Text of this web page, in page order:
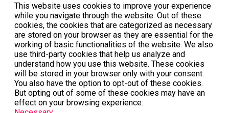
This website uses cookies to improve your experience
while you navigate through the website. Out of these
cookies, the cookies that are categorized as necessary
are stored on your browser as they are essential for the
working of basic functionalities of the website. We also
use third-party cookies that help us analyze and
understand how you use this website. These cookies
will be stored in your browser only with your consent.
You also have the option to opt-out of these cookies.
But opting out of some of these cookies may have an
effect on your browsing experience.